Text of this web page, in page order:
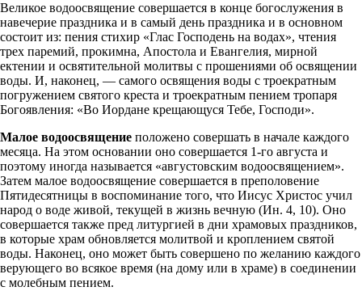
Великое водоосвящение совершается в конце богослужения в
навечерие праздника и в самый день праздника и в основном
состоит из: пения стихир «Глас Господень на водах», чтения
трех паремий, прокимна, Апостола и Евангелия, мирной
ектении и освятительной молитвы с прошениями об освящении
воды. И, наконец, — самого освящения воды с троекратным
погружением святого креста и троекратным пением тропаря
Богоявления: «Во Иордане крещающуся Тебе, Господи».
Малое водоосвящение положено совершать в начале каждого
месяца. На этом основании оно совершается 1-го августа и
поэтому иногда называется «августовским водоосвящением».
Затем малое водоосвящение совершается в преполовение
Пятидесятницы в воспоминание того, что Иисус Христос учил
народ о воде живой, текущей в жизнь вечную (Ин. 4, 10). Оно
совершается также пред литургией в дни храмовых праздников,
в которые храм обновляется молитвой и кроплением святой
воды. Наконец, оно может быть совершено по желанию каждого
верующего во всякое время (на дому или в храме) в соединении
с молебным пением.